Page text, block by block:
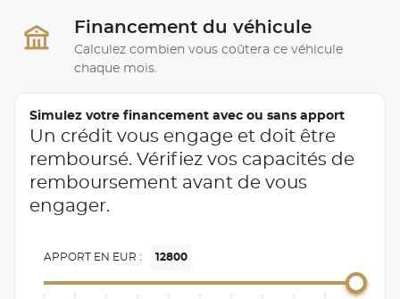
Financement du véhicule
Calculez combien vous coûtera ce véhicule
chaque mois.
Simulez votre financement avec ou sans apport
Un crédit vous engage et doit être
remboursé. Vérifiez vos capacités de
remboursement avant de vous
engager.
APPORT EN EUR : 12800